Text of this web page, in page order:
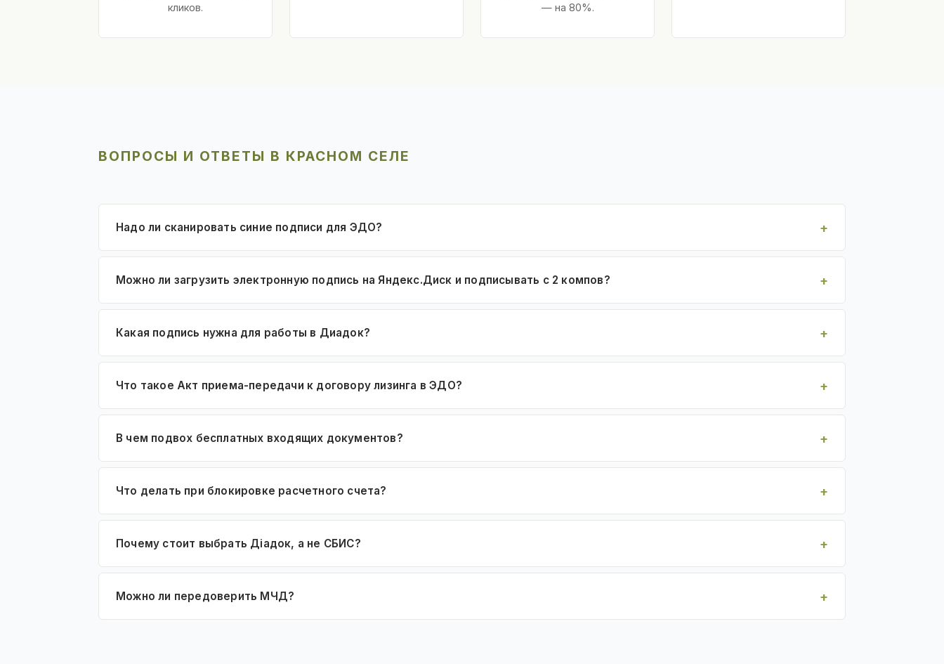
кликов.
— на 80%.
ВОПРОСЫ И ОТВЕТЫ В КРАСНОМ СЕЛЕ
Надо ли сканировать синие подписи для ЭДО?
Можно ли загрузить электронную подпись на Яндекс.Диск и подписывать с 2 компов?
Какая подпись нужна для работы в Диадок?
Что такое Акт приема-передачи к договору лизинга в ЭДО?
В чем подвох бесплатных входящих документов?
Что делать при блокировке расчетного счета?
Почему стоит выбрать Діадок, а не СБИС?
Можно ли передоверить МЧД?